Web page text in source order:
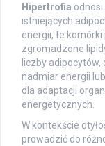
Hipertrofia odnosi
istniejących
energii, te
zgromadzone
liczby adipocytów,
nadmiar energii
dla adaptacji
energetycznych.
W kontekście
prowadzić do